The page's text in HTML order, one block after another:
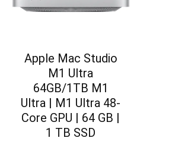
Apple Mac Studio
M1 Ultra
64GB/1TB M1
Ultra | M1 Ultra 48-
Core GPU | 64 GB |
1 TB SSD